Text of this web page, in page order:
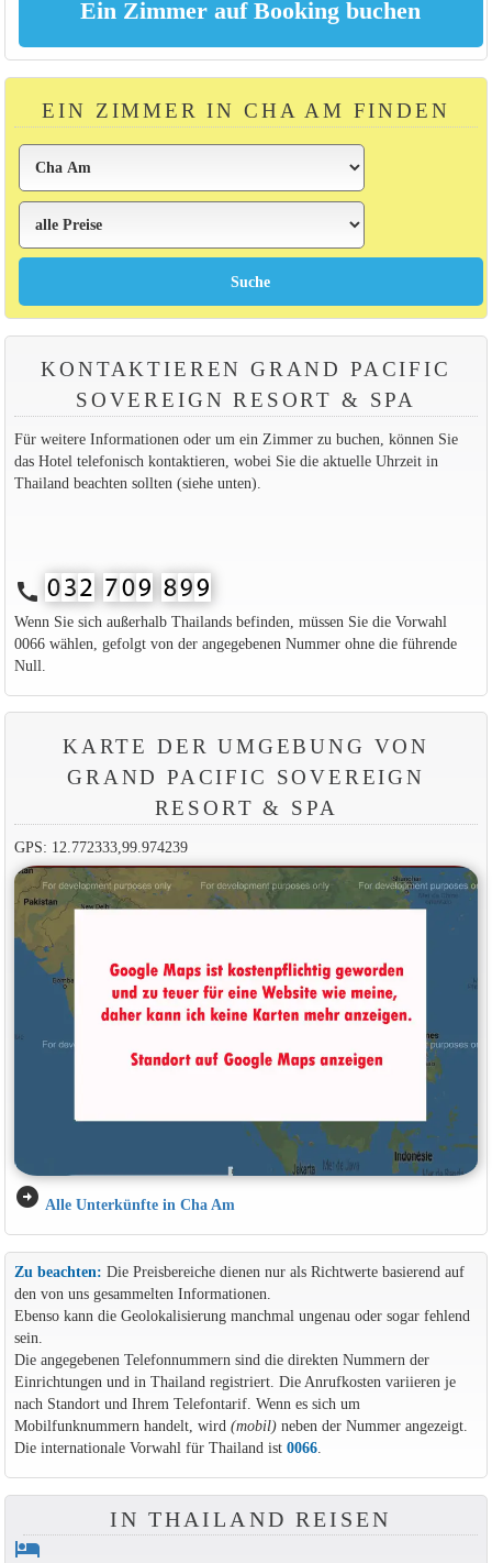
EIN ZIMMER IN CHA AM FINDEN
KONTAKTIEREN GRAND PACIFIC
SOVEREIGN RESORT & SPA
Für weitere Informationen oder um ein Zimmer zu buchen, können Sie
das Hotel telefonisch kontaktieren, wobei Sie die aktuelle Uhrzeit in
Thailand beachten sollten (siehe unten).
call
Wenn Sie sich außerhalb Thailands befinden, müssen Sie die Vorwahl
0066 wählen, gefolgt von der angegebenen Nummer ohne die führende
Null.
KARTE DER UMGEBUNG VON
GRAND PACIFIC SOVEREIGN
RESORT & SPA
GPS: 12.772333,99.974239
arrow_circle_right Alle Unterkünfte in Cha Am
Zu beachten: Die Preisbereiche dienen nur als Richtwerte basierend auf
den von uns gesammelten Informationen.
Ebenso kann die Geolokalisierung manchmal ungenau oder sogar fehlend
sein.
Die angegebenen Telefonnummern sind die direkten Nummern der
Einrichtungen und in Thailand registriert. Die Anrufkosten variieren je
nach Standort und Ihrem Telefontarif. Wenn es sich um
Mobilfunknummern handelt, wird (mobil)neben der Nummer angezeigt.
Die internationale Vorwahl für Thailand ist 0066.
IN THAILAND REISEN
hotel